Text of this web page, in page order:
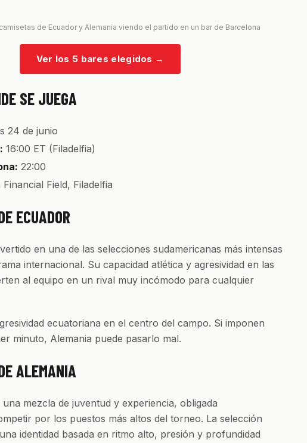
de Ecuador y Alemania viendo el partido en un bar de Barcelona
Ver los 5 bares elegidos →
SE JUEGA
24 de junio
16:00 ET (Filadelfia)
22:00
Financial Field, Filadelfia
ECUADOR
en una de las selecciones sudamericanas más intensas
internacional. Su capacidad atlética y agresividad en las
al equipo en un rival muy incómodo para cualquier
ecuatoriana en el centro del campo. Si imponen
minuto, Alemania puede pasarlo mal.
ALEMANIA
mezcla de juventud y experiencia, obligada
por los puestos más altos del torneo. La selección
identidad basada en ritmo alto, presión y profundidad